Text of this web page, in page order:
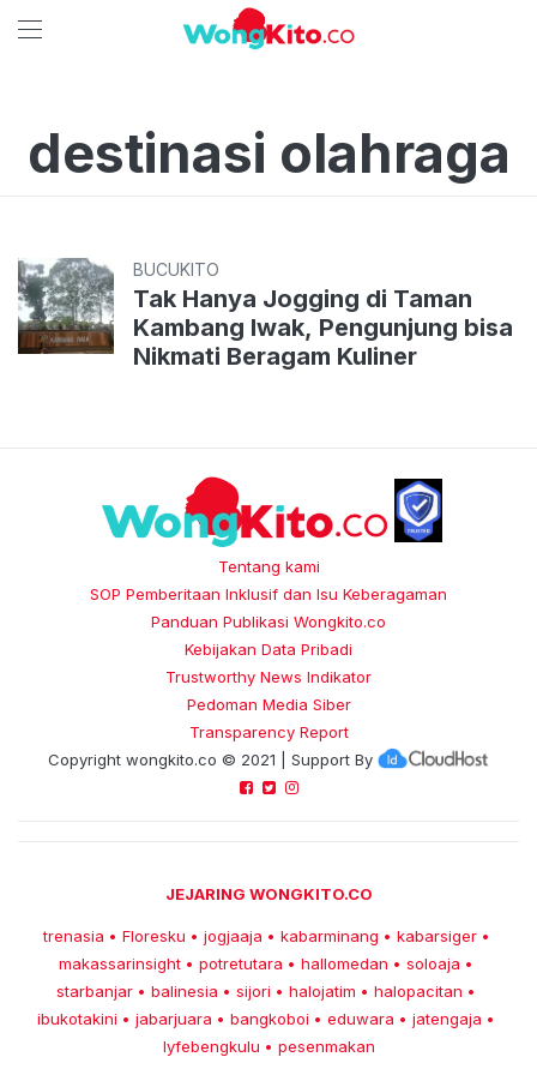
destinasi olahraga
BUCUKITO
Tak Hanya Jogging di Taman
Kambang Iwak, Pengunjung bisa
Nikmati Beragam Kuliner
Tentang kami
SOP Pemberitaan Inklusif dan Isu Keberagaman
Panduan Publikasi Wongkito.co
Kebijakan Data Pribadi
Trustworthy News Indikator
Pedoman Media Siber
Transparency Report
Copyright wongkito.co © 2021 | Support By
JEJARING WONGKITO.CO
trenasia • Floresku • jogjaaja • kabarminang • kabarsiger •
makassarinsight • potretutara • hallomedan • soloaja •
starbanjar • balinesia • sijori • halojatim • halopacitan •
ibukotakini • jabarjuara • bangkoboi • eduwara • jatengaja •
lyfebengkulu • pesenmakan